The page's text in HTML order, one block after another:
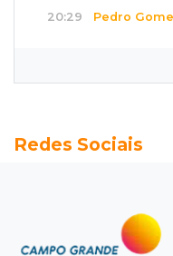
20:29 Pedro
Pantanal treina
Campeonato
Remo busca
Redes Sociais